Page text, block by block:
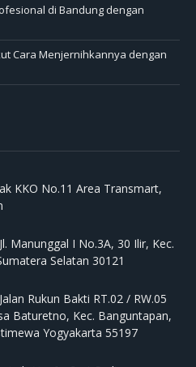
di Bandung dengan
Cara Menjernihkannya dengan
KKO No.11 Area Transmart,
Jl. Manunggal I No.3A, 30 Ilir, Kec.
Selatan 30121
Jalan Rukun Bakti RT.02 / RW.05
Baturetno, Kec. Banguntapan,
Yogyakarta 55197